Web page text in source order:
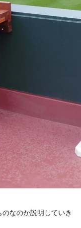
なのか説明していき